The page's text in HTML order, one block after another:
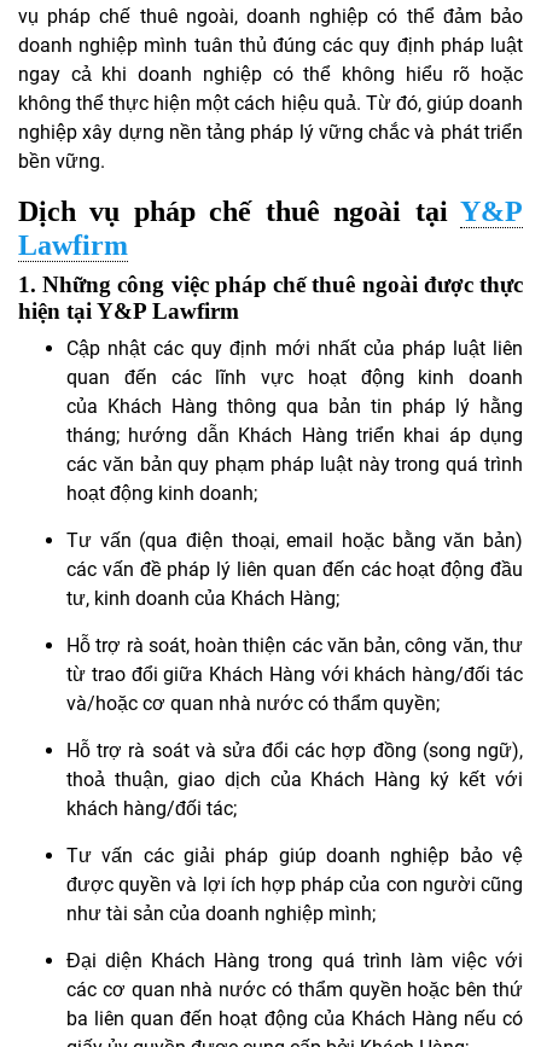
vụ pháp chế thuê ngoài, doanh nghiệp có thể đảm bảo
doanh nghiệp mình tuân thủ đúng các quy định pháp luật
ngay cả khi doanh nghiệp có thể không hiểu rõ hoặc
không thể thực hiện một cách hiệu quả. Từ đó, giúp doanh
nghiệp xây dựng nền tảng pháp lý vững chắc và phát triển
bền vững.
Dịch vụ pháp chế thuê ngoài tại Y&P
Lawfirm
1. Những công việc pháp chế thuê ngoài được thực
hiện tại Y&P Lawfirm
Cập nhật các quy định mới nhất của pháp luật liên
quan đến các lĩnh vực hoạt động kinh doanh
của Khách Hàng thông qua bản tin pháp lý hằng
tháng; hướng dẫn Khách Hàng triển khai áp dụng
các văn bản quy phạm pháp luật này trong quá trình
hoạt động kinh doanh;
Tư vấn (qua điện thoại, email hoặc bằng văn bản)
các vấn đề pháp lý liên quan đến các hoạt động đầu
tư, kinh doanh của Khách Hàng;
Hỗ trợ rà soát, hoàn thiện các văn bản, công văn, thư
từ trao đổi giữa Khách Hàng với khách hàng/đối tác
và/hoặc cơ quan nhà nước có thẩm quyền;
Hỗ trợ rà soát và sửa đổi các hợp đồng (song ngữ),
thoả thuận, giao dịch của Khách Hàng ký kết với
khách hàng/đối tác;
Tư vấn các giải pháp giúp doanh nghiệp bảo vệ
được quyền và lợi ích hợp pháp của con người cũng
như tài sản của doanh nghiệp mình;
Đại diện Khách Hàng trong quá trình làm việc với
các cơ quan nhà nước có thẩm quyền hoặc bên thứ
ba liên quan đến hoạt động của Khách Hàng nếu có